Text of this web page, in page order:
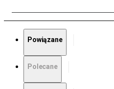
Powiązane
Polecane